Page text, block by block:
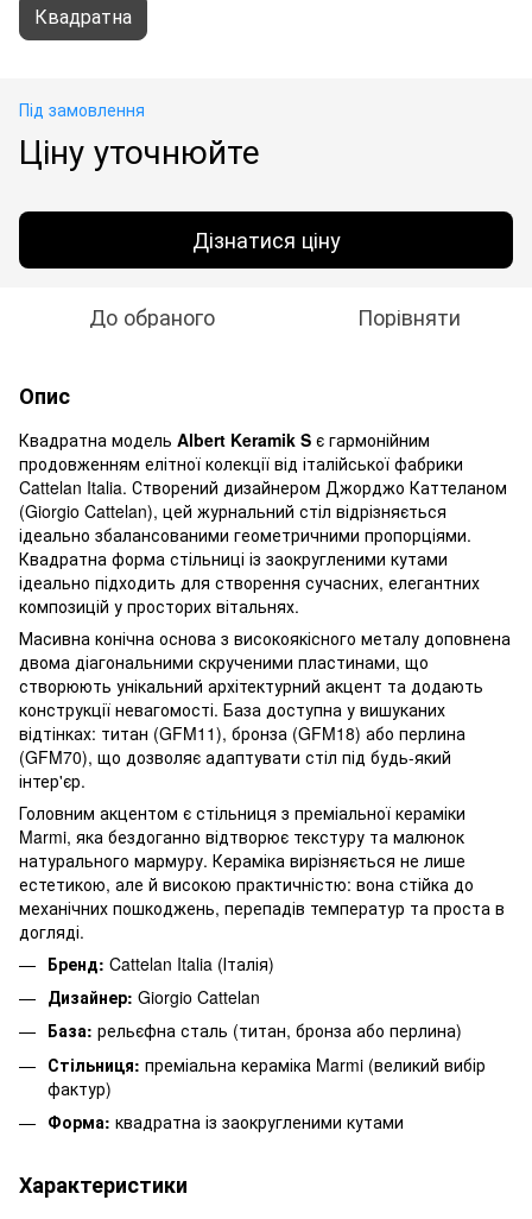
Квадратна
Під замовлення
Ціну уточнюйте
Дізнатися ціну
До обраного Порівняти
Опис
Квадратна модель Albert Keramik S є гармонійним
продовженням елітної колекції від італійської фабрики
Cattelan Italia. Створений дизайнером Джорджо Каттеланом
(Giorgio Cattelan), цей журнальний стіл відрізняється
ідеально збалансованими геометричними пропорціями.
Квадратна форма стільниці із заокругленими кутами
ідеально підходить для створення сучасних, елегантних
композицій у просторих вітальнях.
Масивна конічна основа з високоякісного металу доповнена
двома діагональними скрученими пластинами, що
створюють унікальний архітектурний акцент та додають
конструкції невагомості. База доступна у вишуканих
відтінках: титан (GFM11), бронза (GFM18) або перлина
(GFM70), що дозволяє адаптувати стіл під будь-який
інтер'єр.
Головним акцентом є стільниця з преміальної кераміки
Marmi, яка бездоганно відтворює текстуру та малюнок
натурального мармуру. Кераміка вирізняється не лише
естетикою, але й високою практичністю: вона стійка до
механічних пошкоджень, перепадів температур та проста в
догляді.
Бренд: Cattelan Italia (Італія)
Дизайнер: Giorgio Cattelan
База: рельєфна сталь (титан, бронза або перлина)
Стільниця: преміальна кераміка Marmi (великий вибір
фактур)
Форма: квадратна із заокругленими кутами
Характеристики